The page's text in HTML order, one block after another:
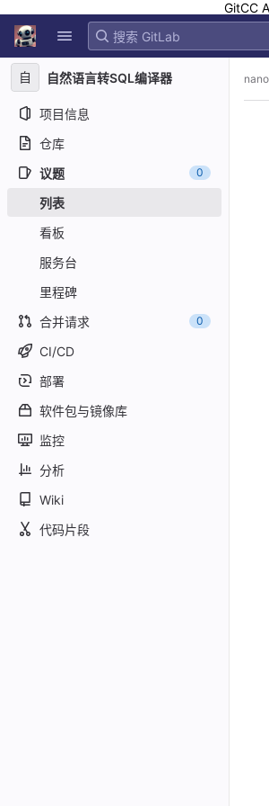
GitCC
Skip to content
GitLab
自 自然语言转SQL编译器
项目信息
仓库
议题
0
列表
看板
服务台
里程碑
合并请求
0
CI/CD
部署
软件包与镜像库
监控
分析
Wiki
代码片段
nano